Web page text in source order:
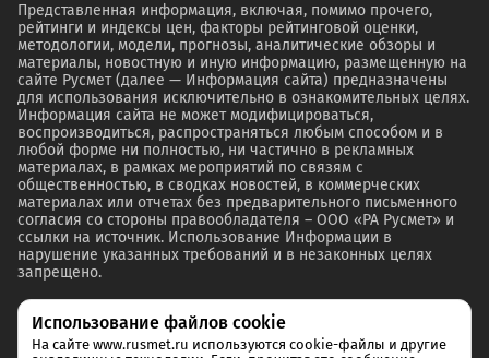
Представленная информация, включая, помимо прочего,
рейтинги и индексы цен, факторы рейтинговой оценки,
методологии, модели, прогнозы, аналитические обзоры и
материалы, новостную и иную информацию, размещенную на
сайте Русмет (далее — Информация сайта) предназначены
для использования исключительно в ознакомительных целях.
Информация сайта не может модифицироваться,
воспроизводиться, распространяться любым способом и в
любой форме ни полностью, ни частично в рекламных
материалах, в рамках мероприятий по связям с
общественностью, в сводках новостей, в коммерческих
материалах или отчетах без предварительного письменного
согласия со стороны правообладателя – ООО «РА Русмет» и
ссылки на источник. Использование Информации в
нарушение указанных требований и в незаконных целях
запрещено.
Использование файлов cookie
На сайте www.rusmet.ru используются cookie-файлы и другие